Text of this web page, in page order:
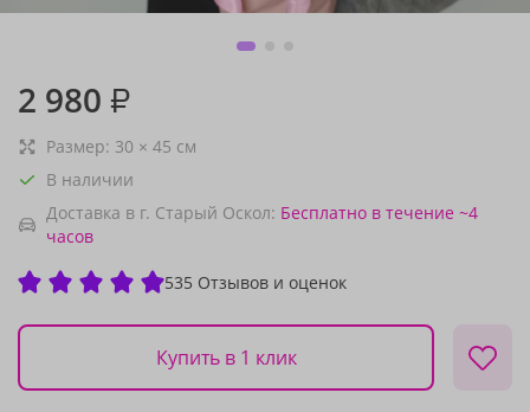
2 980 ₽
Размер: 30 × 45 см
В наличии
Доставка в г. Старый Оскол: Бесплатно в течение ~4
часов
535 Отзывов и оценок
Купить в 1 клик